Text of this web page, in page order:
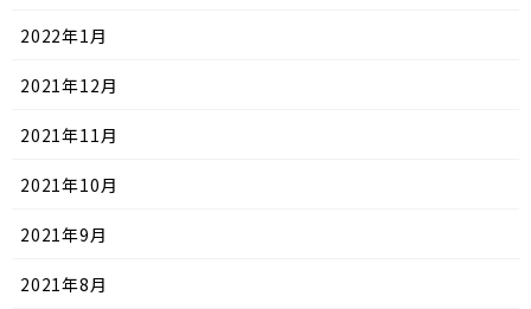
2022年1月
2021年12月
2021年11月
2021年10月
2021年9月
2021年8月